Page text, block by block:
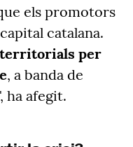
els promotors
catalana.
per
, a banda de
ha afegit.